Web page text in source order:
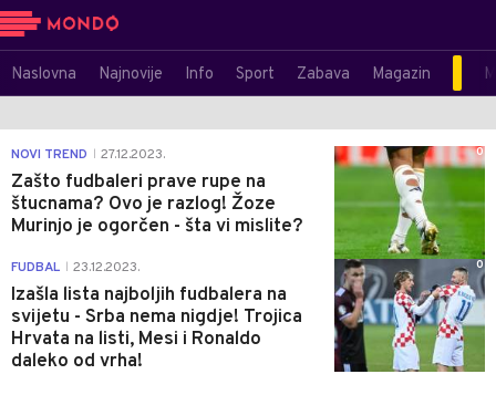
Naslovna Najnovije Info Sport Zabava Magazin
NOVI TREND 27.12.2023.
Zašto fudbaleri prave rupe na
štucnama? Ovo je razlog! Žoze
Murinjo je ogorčen - šta vi mislite?
0
FUDBAL 23.12.2023.
Izašla lista najboljih fudbalera na
svijetu - Srba nema nigdje! Trojica
Hrvata na listi, Mesi i Ronaldo
daleko od vrha!
0